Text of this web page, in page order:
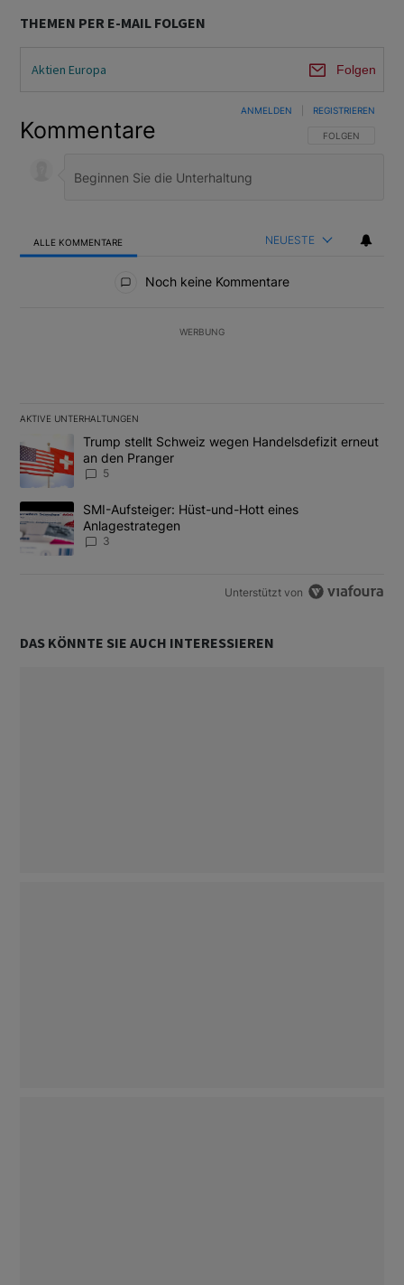
THEMEN PER E-MAIL FOLGEN
Aktien Europa Folgen
Kommentare FOLGE DIESER
FOLGEN
ANMELDEN REGISTRIEREN
ALLE KOMMENTARE NEUESTE
Noch keine Kommentare
WERBUNG
AKTIVE UNTERHALTUNGEN
Das Folgende ist eine Liste der am meisten kommentierten
Ein Trendartikel mit dem Titel "Trump stellt Schweiz wegen
Trump stellt Schweiz wegen Handelsdefizit erneut
an den Pranger
5
Ein Trendartikel mit dem Titel "SMI-Aufsteiger: Hüst-und-Hott
SMI-Aufsteiger: Hüst-und-Hott eines
Anlagestrategen
3
Unterstützt von
DAS KÖNNTE SIE AUCH INTERESSIEREN